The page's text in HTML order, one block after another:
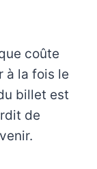
coûte
à la fois le
billet est
de